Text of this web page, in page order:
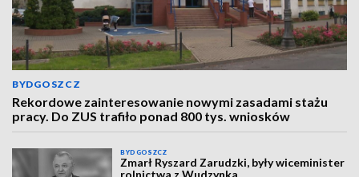
BYDGOSZCZ
Rekordowe zainteresowanie nowymi zasadami stażu
pracy. Do ZUS trafiło ponad 800 tys. wniosków
BYDGOSZCZ
Zmarł Ryszard Zarudzki, były wiceminister
rolnictwa z Wudzynka